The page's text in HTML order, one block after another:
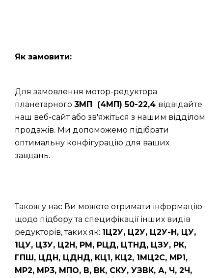
Як замовити:
Для замовлення мотор-редуктора
планетарного 3МП (4МП) 50-22,4 відвідайте
наш веб-сайт або зв'яжіться з нашим відділом
продажів. Ми допоможемо підібрати
оптимальну конфігурацію для ваших
завдань.
Також у нас Ви можете отримати інформацію
щодо підбору та специфікації інших видів
редукторів, таких як: 1Ц2У, Ц2У, Ц2У-Н, ЦУ,
1ЦУ, Ц3У, Ц2Н, РМ, РЦД, ЦТНД, ЦЗУ, РК,
ГПШ, ЦДН, ЦДНД, КЦ1, КЦ2, 1МЦ2С, МР1,
МР2, МР3, МПО, В, ВК, СКУ, УЗВК, А, Ч, 2Ч,